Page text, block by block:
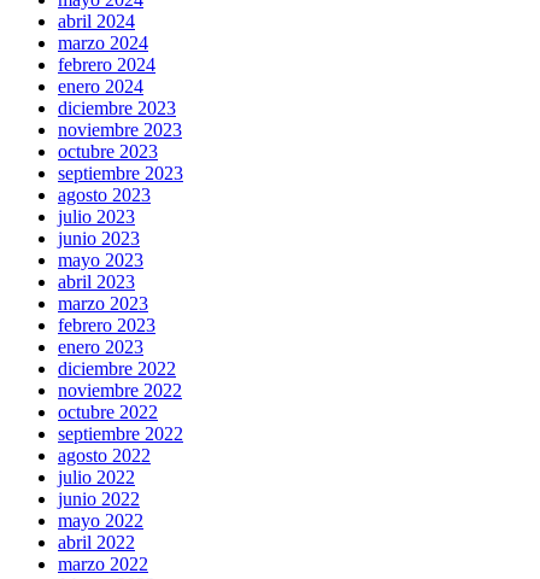
abril 2024
marzo 2024
febrero 2024
enero 2024
diciembre 2023
noviembre 2023
octubre 2023
septiembre 2023
agosto 2023
julio 2023
junio 2023
mayo 2023
abril 2023
marzo 2023
febrero 2023
enero 2023
diciembre 2022
noviembre 2022
octubre 2022
septiembre 2022
agosto 2022
julio 2022
junio 2022
mayo 2022
abril 2022
marzo 2022